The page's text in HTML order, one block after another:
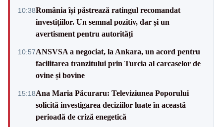
10:38România își păstrează ratingul recomandat
investițiilor. Un semnal pozitiv, dar și un
avertisment pentru autorități
10:57ANSVSA a negociat, la Ankara, un acord pentru
facilitarea tranzitului prin Turcia al carcaselor de
ovine și bovine
15:18Ana Maria Păcuraru: Televiziunea Poporului
solicită investigarea deciziilor luate în această
perioadă de criză enegetică